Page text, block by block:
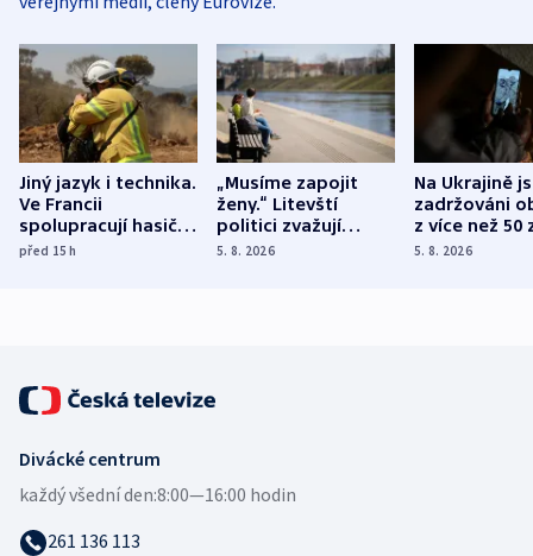
Jiný jazyk i technika.
Ve Francii
spolupracují hasiči z
různých zemí
před 15h
„Musíme zapojit
ženy.“ Litevští
politici zvažují
dohodu o
5. 8. 2026
Na Ukrajině
zadržováni
z více než 50
Bojovali na
5. 8. 2026
Divácké centrum
každý všední den:8:00—16:00 hodin
261 136 113